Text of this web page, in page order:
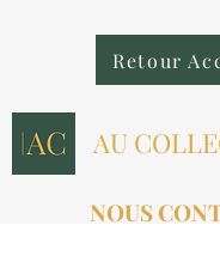
Retour
AU
NOUS